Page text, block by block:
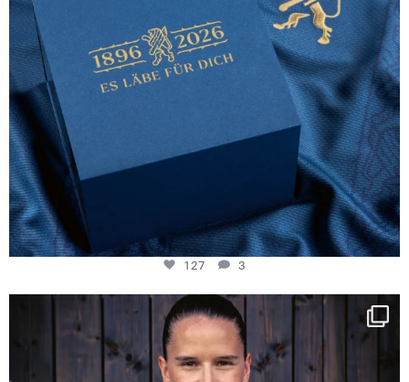
127 3
NIE USENAND GAH
Some anniversaries
292
5